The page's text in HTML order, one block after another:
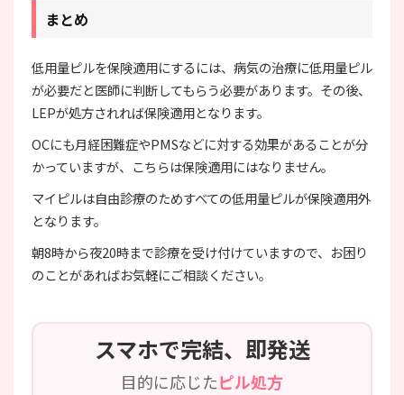
まとめ
低用量ピルを保険適用にするには、病気の治療に低用量ピル
が必要だと医師に判断してもらう必要があります。その後、
LEPが処方されれば保険適用となります。
OCにも月経困難症やPMSなどに対する効果があることが分
かっていますが、こちらは保険適用にはなりません。
マイピルは自由診療のためすべての低用量ピルが保険適用外
となります。
朝8時から夜20時まで診療を受け付けていますので、お困り
のことがあればお気軽にご相談ください。
スマホで完結、即発送
目的に応じたピル処方